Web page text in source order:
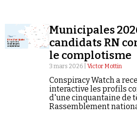
Municipales
candidats RN
le complotisme
3 mars 2026 | Victor Mottin
Conspiracy Watch a
interactive les profils
d'une cinquantaine de
Rassemblement